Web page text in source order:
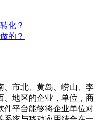
化？
的？
、市北、黄岛、崂山、李
、地区的企业，单位，商
件平台能够将企业单位对